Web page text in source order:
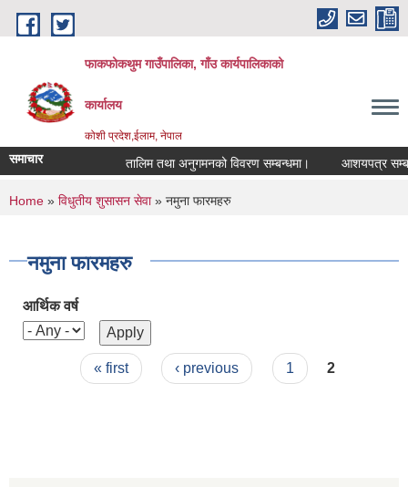
Skip to main content
फाकफोकथुम गाउँपालिका, गाँउ कार्यपालिकाको
कार्यालय
कोशी प्रदेश,ईलाम, नेपाल
समाचार तालिम तथा अनुगमनको विवरण सम्बन्धमा। आशयपत्र
You are here
Home » विधुतीय शुसासन सेवा» नमुना फारमहरु
नमुना फारमहरु
आर्थिक वर्ष
Pages« first ‹ previous 1 2